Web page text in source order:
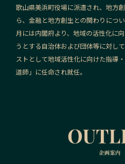
歌山県美浜町役場に派遣され、地方
ら、金融と地方創生との関わりにつ
月には内閣府より、地域の活性化に
うとする自治体および団体等に対し
ストとして地域活性化に向けた指導
道師」に任命され就任。